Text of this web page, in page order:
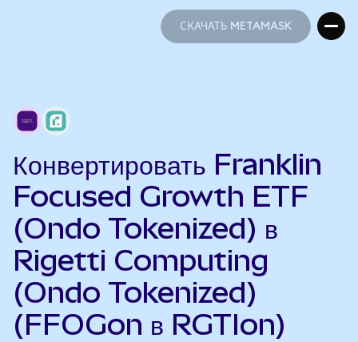
СКАЧАТЬ METAMASK
Конвертировать Franklin
Focused Growth ETF
(Ondo Tokenized) в
Rigetti Computing
(Ondo Tokenized)
(FFOGon в RGTIon)